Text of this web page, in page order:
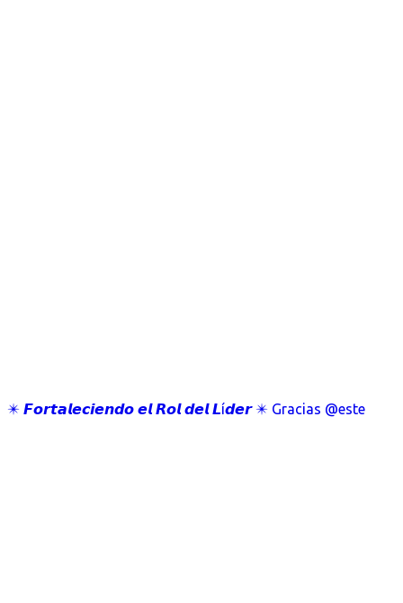
✴️ 𝙁𝙤𝙧𝙩𝙖𝙡𝙚𝙘𝙞𝙚𝙣𝙙𝙤 𝙚𝙡 𝙍𝙤𝙡 𝙙𝙚𝙡 𝙇í𝙙𝙚𝙧 ✴️ Gracias @este